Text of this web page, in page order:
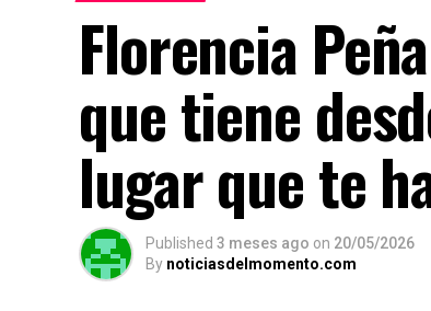
Florencia
que tiene
lugar que te
Published 3 meses ago on 20/05/2026
By noticiasdelmomento.com